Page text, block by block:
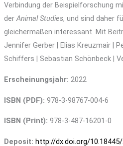
Verbindung der Beispielforschung
derAnimal Studies, und sind daher
gleichermaßen interessant. Mit
Jennifer Gerber | Elias Kreuzmair |
Schiffers | Sebastian Schönbeck |
Erscheinungsjahr: 2022
ISBN (PDF): 978-3-98767-004-6
ISBN (Print): 978-3-487-16201-0
Deposit: http://dx.doi.org/